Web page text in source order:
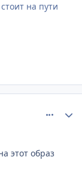
на пути
этот образ